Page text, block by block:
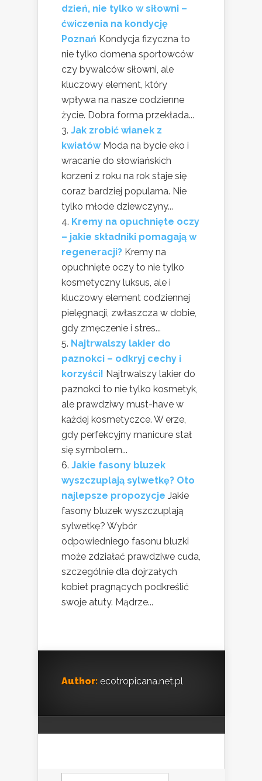
dzień, nie tylko w siłowni –
ćwiczenia na kondycję
Poznań Kondycja fizyczna to
nie tylko domena sportowców
czy bywalców siłowni, ale
kluczowy element, który
wpływa na nasze codzienne
życie. Dobra forma przekłada...
Jak zrobić wianek z
kwiatów Moda na bycie eko i
wracanie do słowiańskich
korzeni z roku na rok staje się
coraz bardziej popularna. Nie
tylko młode dziewczyny...
Kremy na opuchnięte oczy
– jakie składniki pomagają w
regeneracji? Kremy na
opuchnięte oczy to nie tylko
kosmetyczny luksus, ale i
kluczowy element codziennej
pielęgnacji, zwłaszcza w dobie,
gdy zmęczenie i stres...
Najtrwalszy lakier do
paznokci – odkryj cechy i
korzyści! Najtrwalszy lakier do
paznokci to nie tylko kosmetyk,
ale prawdziwy must-have w
każdej kosmetyczce. W erze,
gdy perfekcyjny manicure stał
się symbolem...
Jakie fasony bluzek
wyszczuplają sylwetkę? Oto
najlepsze propozycje Jakie
fasony bluzek wyszczuplają
sylwetkę? Wybór
odpowiedniego fasonu bluzki
może zdziałać prawdziwe cuda,
szczególnie dla dojrzałych
kobiet pragnących podkreślić
swoje atuty. Mądrze...
Author: ecotropicana.net.pl
Szukaj: